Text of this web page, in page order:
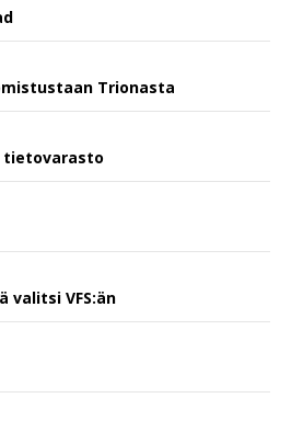
Trionasta
tietovarasto
valitsi VFS:än